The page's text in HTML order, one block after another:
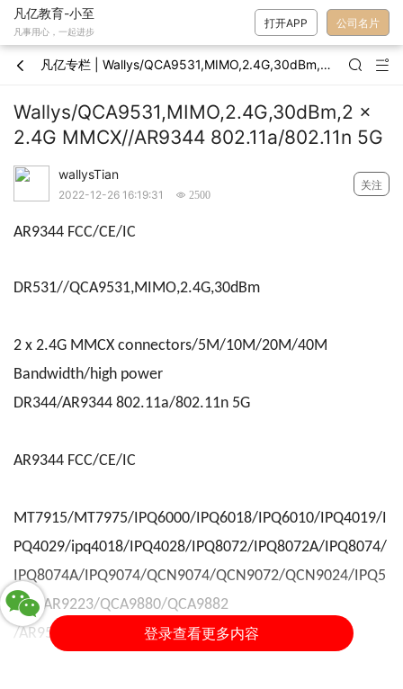
凡亿教育-小至
凡事用心，一起进步
打开APP 公司名片
 凡亿专栏 | Wallys/QCA9531,MIMO,2.4G,30dBm,2 x 2.4G MMCX//AR9344 802.11a/802.11n 5G  
Wallys/QCA9531,MIMO,2.4G,30dBm,2 x
2.4G MMCX//AR9344 802.11a/802.11n 5G
wallysTian
2022-12-26 16:19:31  2500
关注
AR9344 FCC/CE/IC
DR531//QCA9531,MIMO,2.4G,30dBm
2 x 2.4G MMCX connectors/5M/10M/20M/40M
Bandwidth/high power
DR344/AR9344 802.11a/802.11n 5G
AR9344 FCC/CE/IC
MT7915/MT7975/IPQ6000/IPQ6018/IPQ6010/IPQ4019/I
PQ4029/ipq4018/IPQ4028/IPQ8072/IPQ8072A/IPQ8074/
IPQ8074A/IPQ9074/QCN9074/QCN9072/QCN9024/IPQ5
018/AR9223/QCA9880/QCA9882
/AR9582/AR9531/AR9344登录查看更多内容